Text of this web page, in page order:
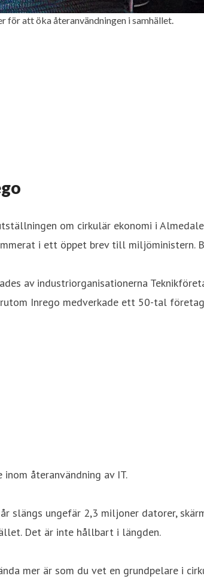
att öka återanvändningen i samhället.
om cirkulär ekonomi i
i ett öppet brev till miljöministern.
av industriorganisationerna
Inrego medverkade ett 50-tal
återanvändning av IT.
slängs ungefär 2,3 miljoner datorer,
Det är inte hållbart i längden.
mer är som du vet en grundpelare i